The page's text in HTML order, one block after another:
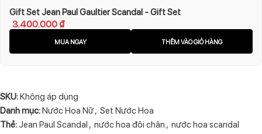
Gift Set Jean Paul Gaultier Scandal - Gift Set
3.400.000₫
MUA NGAY THÊM VÀO GIỎ HÀNG
SKU:Không áp dụng
Danh mục:Nước Hoa Nữ, Set Nước Hoa
Thẻ: Jean Paul Scandal , nước hoa đôi chân , nước hoa scandal